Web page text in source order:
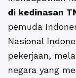
di kedinasan
pemuda
Nasional
pekerjaan,
negara yang